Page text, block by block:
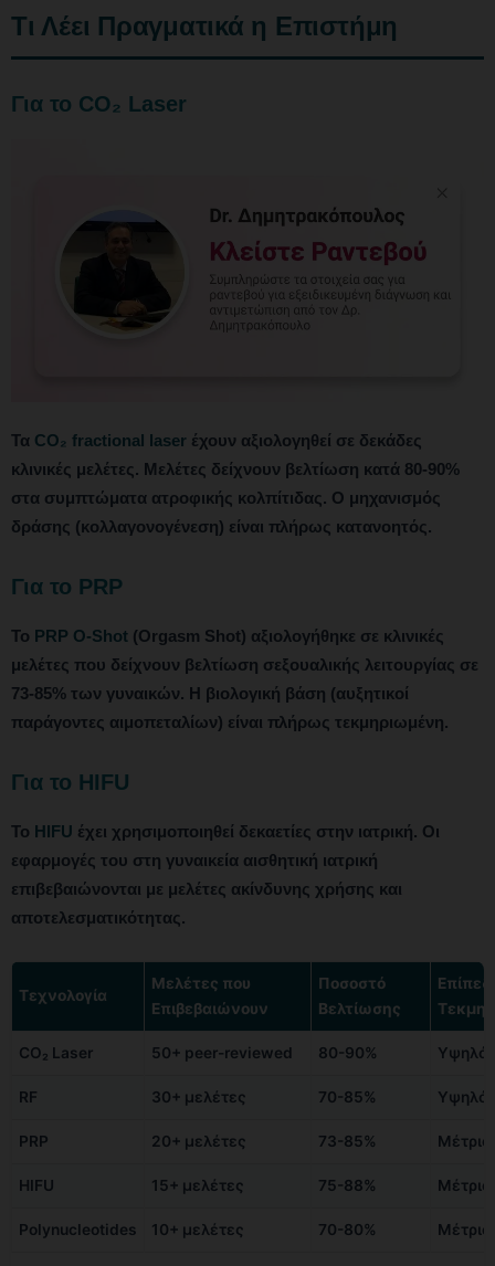
Τι Λέει Πραγματικά η Επιστήμη
Για το CO₂ Laser
Τα CO₂ fractional laser έχουν αξιολογηθεί σε δεκάδες
κλινικές μελέτες. Μελέτες δείχνουν βελτίωση κατά 80-90%
στα συμπτώματα ατροφικής κολπίτιδας. Ο μηχανισμός
δράσης (κολλαγονογένεση) είναι πλήρως κατανοητός.
Για το PRP
Το PRP O-Shot (Orgasm Shot) αξιολογήθηκε σε κλινικές
μελέτες που δείχνουν βελτίωση σεξουαλικής λειτουργίας σε
73-85% των γυναικών. Η βιολογική βάση (αυξητικοί
παράγοντες αιμοπεταλίων) είναι πλήρως τεκμηριωμένη.
Για το HIFU
Το HIFU έχει χρησιμοποιηθεί δεκαετίες στην ιατρική. Οι
εφαρμογές του στη γυναικεία αισθητική ιατρική
επιβεβαιώνονται με μελέτες ακίνδυνης χρήσης και
αποτελεσματικότητας.
Τεχνολογία
Μελέτες που
Επιβεβαιώνουν
Ποσοστό
Βελτίωσης
CO₂ Laser 50+ peer-reviewed 80-90% Υψηλό
RF 30+ μελέτες 70-85% Υψηλό
PRP 20+ μελέτες 73-85%
HIFU 15+ μελέτες 75-88%
Polynucleotides 10+ μελέτες 70-80% Μέτριο